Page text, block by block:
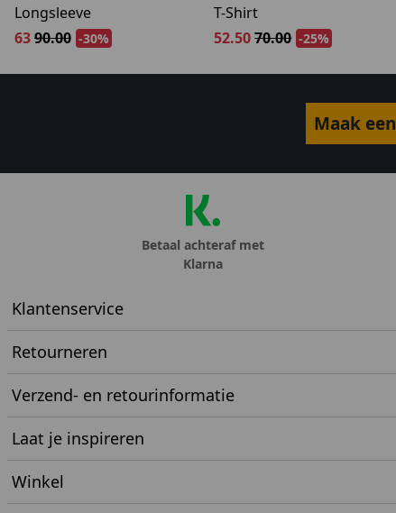
Longsleeve
6390.00 -30%
T-Shirt
52.5070.00 -25%
Maak
Betaal achteraf met
Klarna
Klantenservice
Retourneren
Verzend- en retourinformatie
Laat je inspireren
Winkel